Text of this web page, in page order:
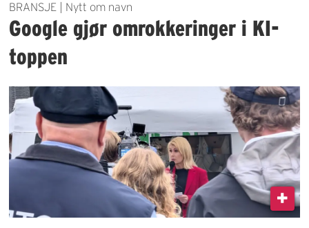
BRANSJE | Nytt om navn
Google gjør omrokkeringer i KI-
toppen